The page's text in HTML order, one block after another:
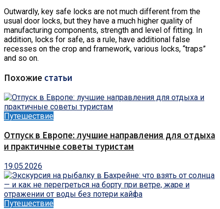
Outwardly, key safe locks are not much different from the
usual door locks, but they have a much higher quality of
manufacturing components, strength and level of fitting. In
addition, locks for safe, as a rule, have additional false
recesses on the crop and framework, various locks, “traps”
and so on.
Похожие статьи
Путешествие
Отпуск в Европе: лучшие направления для отдыха
и практичные советы туристам
19.05.2026
Путешествие